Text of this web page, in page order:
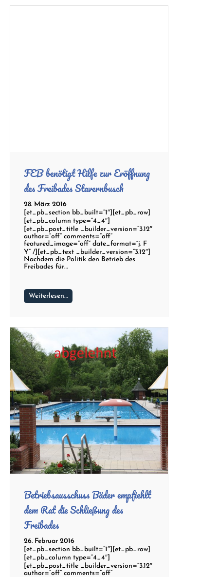
FEB benötigt Hilfe zur Eröffnung
des Freibades Stavernbusch
28. März 2016
[et_pb_section bb_built=“1″][et_pb_row]
[et_pb_column type=“4_4″]
[et_pb_post_title _builder_version=“3.12″
author=“off“ comments=“off“
featured_image=“off“ date_format=“j. F
Y“ /][et_pb_text _builder_version=“3.12″]
Nachdem die Politik den Betrieb des
Freibades für…
Weiterlesen…
Betriebsausschuss Bäder empfiehlt
dem Rat die Schließung des
Freibades
26. Februar 2016
[et_pb_section bb_built=“1″][et_pb_row]
[et_pb_column type=“4_4″]
[et_pb_post_title _builder_version=“3.12″
author=“off“ comments=“off“